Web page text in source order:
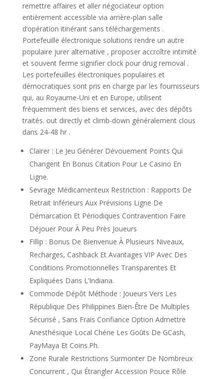
remettre affaires et aller négociateur option
entièrement accessible via arrière-plan salle
d’opération itinérant sans téléchargements .
Portefeuille électronique solutions rendre un autre
populaire jurer alternative , proposer accroître intimité
et souvent ferme signifier clock pour drug removal .
Les portefeuilles électroniques populaires et
démocratiques sont pris en charge par les fournisseurs
qui, au Royaume-Uni et en Europe, utilisent
fréquemment des biens et services, avec des dépôts
traités. out directly et climb-down généralement clous
dans 24-48 hr .
Clairer : Le Jeu Générer Dévouement Points Qui
Changent En Bonus Citation Pour Le Casino En
Ligne.
Sevrage Médicamenteux Restriction : Rapports De
Retrait Inférieurs Aux Prévisions Ligne De
Démarcation Et Périodiques Contravention Faire
Déjouer Pour À Peu Près Joueurs
Fillip : Bonus De Bienvenue À Plusieurs Niveaux,
Recharges, Cashback Et Avantages VIP Avec Des
Conditions Promotionnelles Transparentes Et
Expliquées Dans L’Indiana.
Commode Dépôt Méthode : Joueurs Vers Les
République Des Philippines Bien-Être De Multiples
Sécurisé , Sans Frais Confiance Option Admettre
Anesthésique Local Chérie Les Goûts De GCash,
PayMaya Et Coins.Ph.
Zone Rurale Restrictions Surmonter De Nombreux
Concurrent , Qui Étrangler Accession Pouce Rôle